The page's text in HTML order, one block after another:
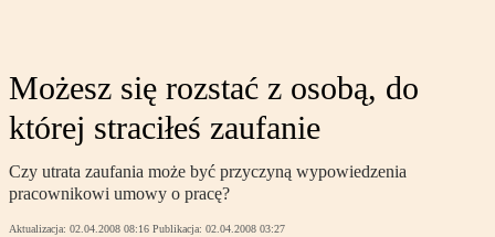
Możesz się rozstać z osobą, do
której straciłeś zaufanie
Czy utrata zaufania może być przyczyną wypowiedzenia
pracownikowi umowy o pracę?
Aktualizacja: 02.04.2008 08:16 Publikacja: 02.04.2008 03:27